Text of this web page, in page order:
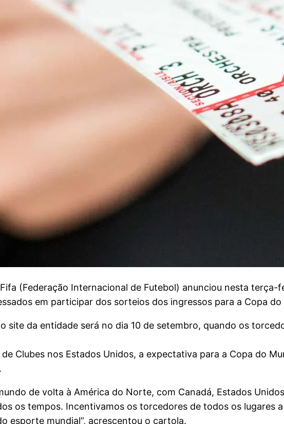
Fifa (Federação Internacional de Futebol) anunciou nesta
em participar dos sorteios dos ingressos para a Copa
site da entidade será no dia 10 de setembro, quando os
Clubes nos Estados Unidos, a expectativa para a Copa do
de volta à América do Norte, com Canadá, Estados
os tempos. Incentivamos os torcedores de todos os lugares
esporte mundial”, acrescentou o cartola.